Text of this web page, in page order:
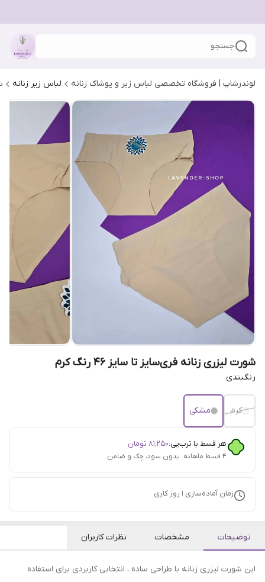
جستجو
لوندرشاپ | فروشگاه تخصصی لباس زیر و پوشاک زنانه لباس زیر زنانه
شورت لیزری زنانه فری‌سایز تا سایز 46 رنگ کرم
رنگبندی
کرم مشکی
هر قسط با ترب‌پی:۸۱٬۲۵۰ تومان
۴ قسط ماهانه. بدون سود، چک و ضامن.
زمان آماده‌سازی 1 روز کاری
توضیحات مشخصات نظرات کاربران
این شورت لیزری زنانه با طراحی ساده ، انتخابی کاربردی برای استفاده